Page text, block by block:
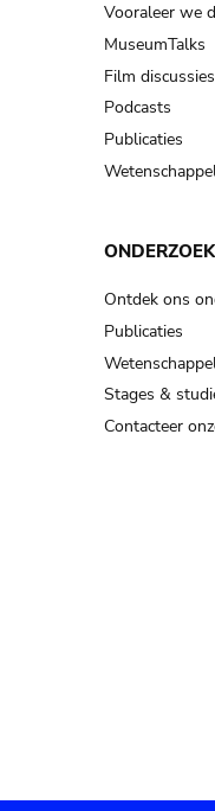
Vooraleer we
MuseumTalks
Film discussies
Podcasts
Publicaties
ONDERZOEK
Ontdek ons
Publicaties
Stages &
Contacteer